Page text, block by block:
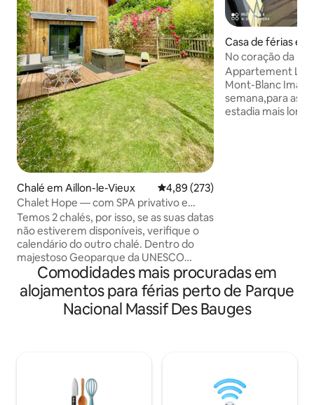
Chalé em Aillon-le-Vieux Classificação média de 4,89 em
4,89 (273)
Chalet Hope — com SPA privativo e
jardim.
Temos 2 chalés, por isso, se as suas datas
não estiverem disponíveis, verifique o
calendário do outro chalé. Dentro do
majestoso Geoparque da UNESCO
Massif des Bauges e entre as históricas
cidades termais de Annecy, Aix-les-
bains e Chambery. Uma casa de campo
de 2 quartos com SPA privado, jardim
lenha, uso ilimitado do jacuzzi). 10
minutos de carro até às estâncias de
Casa de férias em
No coração da
única
Appartement La
Mont-Blanc Imagine ,para o seu fim de
semana,para as
estadia mais
ciclismo, etc.
Comodidades mais procuradas em
alojamentos para férias perto de Parque
Nacional Massif Des Bauges